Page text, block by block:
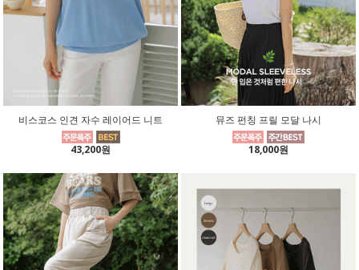
비스코스 인견 자수 레이어드 니트
43,200원
뮤즈 펀칭 프릴 모달 나시
18,000원